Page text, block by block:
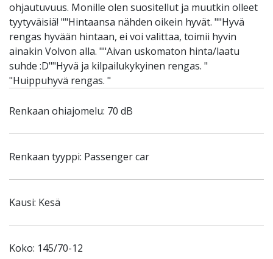
ohjautuvuus. Monille olen suositellut ja muutkin olleet
tyytyväisiä! ""Hintaansa nähden oikein hyvät. ""Hyvä
rengas hyvään hintaan, ei voi valittaa, toimii hyvin
ainakin Volvon alla. ""Aivan uskomaton hinta/laatu
suhde :D""Hyvä ja kilpailukykyinen rengas. "
"Huippuhyvä rengas. "
Renkaan ohiajomelu: 70 dB
Renkaan tyyppi: Passenger car
Kausi: Kesä
Koko: 145/70-12